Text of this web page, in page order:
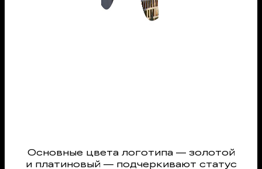
Основные цвета логотипа — золотой
и платиновый — подчеркивают статус